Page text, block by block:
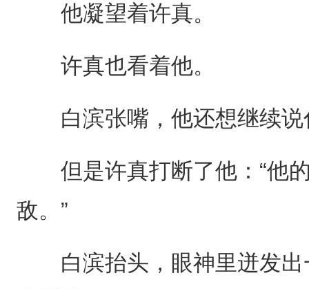
他凝望着许真。
许真也看着他。
白滨张嘴，他还想继续说
但是许真打断了他：“他的
敌。”
白滨抬头，眼神里迸发出